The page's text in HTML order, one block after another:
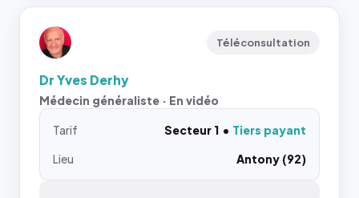
Téléconsultation
Dr Yves Derhy
Médecin généraliste · En vidéo
Tarif Secteur 1
Tiers payant
Lieu
Antony (92)